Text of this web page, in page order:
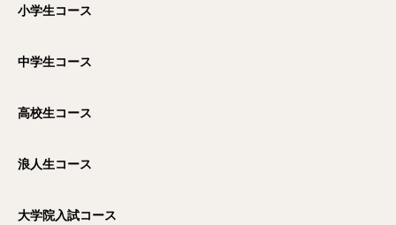
小学生コース
中学生コース
高校生コース
浪人生コース
大学院入試コース